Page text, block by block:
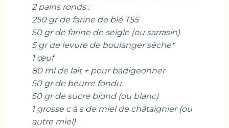
2 pains ronds :
250 gr de farine de blé T55
50 gr de farine de seigle (ou sarrasin)
5 gr de levure de boulanger sèche*
1 œuf
80 ml de lait + pour badigeonner
50 gr de beurre fondu
50 gr de sucre blond (ou blanc)
1 grosse c à s de miel de châtaignier (ou
autre miel)